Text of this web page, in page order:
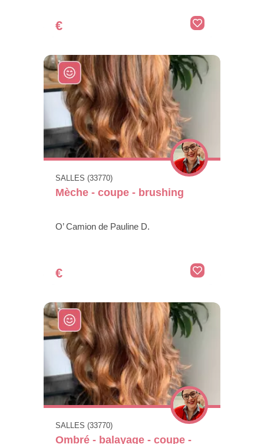
€
SALLES (33770)
Mèche - coupe - brushing
O’ Camion de Pauline D.
€
SALLES (33770)
Ombré - balayage - coupe -